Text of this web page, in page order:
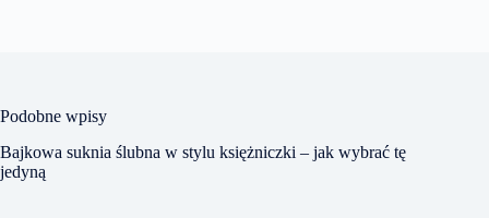
Podobne wpisy
Bajkowa suknia ślubna w stylu księżniczki – jak wybrać tę
jedyną